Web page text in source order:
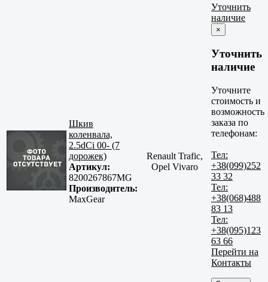
Шкив
коленвала,
2.5dCi 00- (7
дорожек)
Артикул:
8200267867MG
Производитель:
MaxGear
Renault Trafic,
Opel Vivaro
Уточнить
наличие
×
Уточнить
наличие
Уточните
стоимость и
возможность
заказа по
телефонам:
Тел:
+38(099)252
33 32
Тел:
+38(068)488
83 13
Тел:
+38(095)123
63 66
Перейти на
Контакты